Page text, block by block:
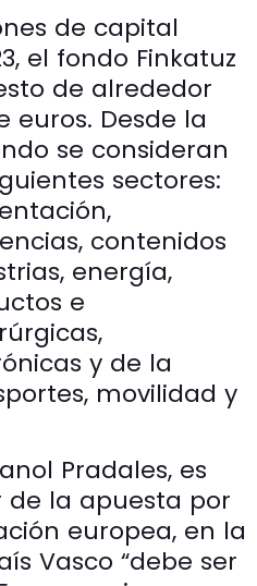
de capital
el fondo Finkatuz
de alrededor
euros. Desde la
se consideran
sectores:
contenidos
energía,
e
y de la
movilidad y
Pradales, es
la apuesta por
europea, en la
Vasco “debe ser